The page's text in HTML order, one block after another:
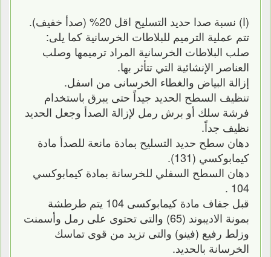
(ا) نسبة صدا حديد التسليح اقل 20% (صدأ خفيف).
تتم عملية الترميم للبلاطات الخرسانية كما يلى:
صلب البلاطات الخرسانية المراد ترميمها وصلب
العناصر الإنشائية التي تتأثر بها.
إزالة البياض والغطاء الخرسانى من اسفل.
تنظيف السطح الحديد جيداً حتى يبرق باستخدام
فرشة سلك أو برش رمل لإزالة الصدأ وجعل الحديد
نظيف جداً.
دهان سطح حديد التسليح بمادة مانعة للصدأ مادة
كيمابوكسي (131).
دهان السطح السفلي للخرسانة بمادة كيمابوكسي
104 .
قبل جفاف مادة كيمابوكسى 104 يتم طرطشة
بمونة الاديبوند (65) والتى تحتوى على رمل وأسمنت
وزلط رفيع (فينو) والتى تزيد من قوى تماسك
الخرسانة بالحديد.